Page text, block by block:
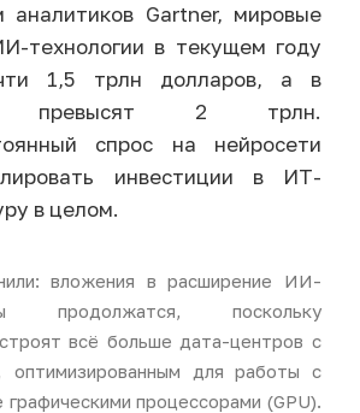
аналитиков Gartner, мировые
технологии в текущем году
1,5 трлн долларов, а в
превысят 2 трлн.
спрос на нейросети
инвестиции в ИТ-
в целом.
вложения в расширение ИИ-
продолжатся, поскольку
всё больше дата-центров с
оптимизированным для работы с
процессорами (GPU).